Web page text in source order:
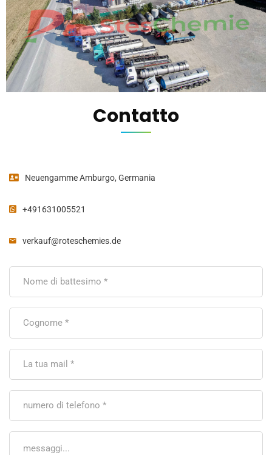
Contatto
Neuengamme Amburgo, Germania
+491631005521
verkauf@roteschemies.de